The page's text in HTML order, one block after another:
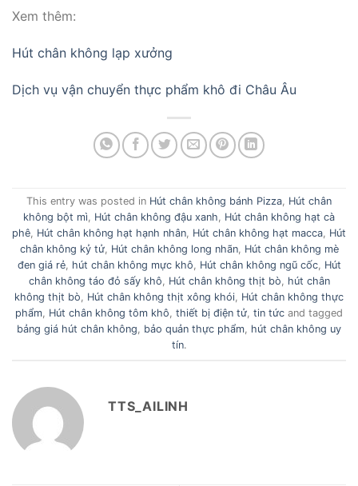
Xem thêm:
Hút chân không lạp xưởng
Dịch vụ vận chuyển thực phẩm khô đi Châu Âu
This entry was posted in Hút chân không bánh Pizza, Hút chân
không bột mì, Hút chân không đậu xanh, Hút chân không hạt cà
phê, Hút chân không hạt hạnh nhân, Hút chân không hạt macca, Hút
chân không kỷ tử, Hút chân không long nhãn, Hút chân không mè
đen giá rẻ, hút chân không mực khô, Hút chân không ngũ cốc, Hút
chân không táo đỏ sấy khô, Hút chân không thịt bò, hút chân
không thịt bò, Hút chân không thịt xông khói, Hút chân không thực
phẩm, Hút chân không tôm khô, thiết bị điện tử, tin tức and tagged
bảng giá hút chân không, bảo quản thực phẩm, hút chân không uy
tín.
TTS_AILINH